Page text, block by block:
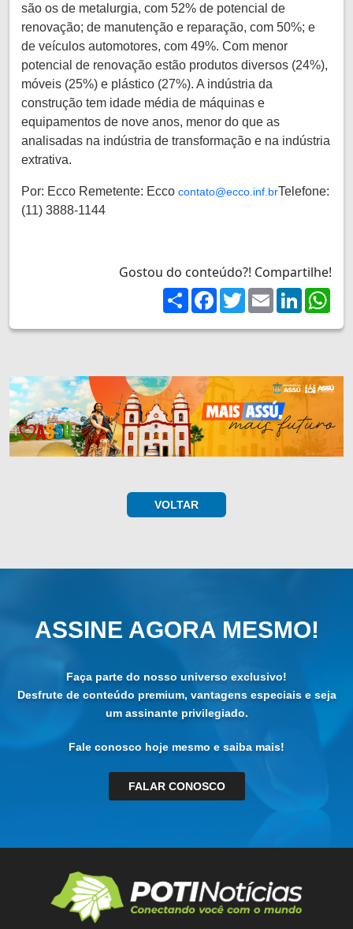
são os de metalurgia, com 52% de potencial de
renovação; de manutenção e reparação, com 50%; e
de veículos automotores, com 49%. Com menor
potencial de renovação estão produtos diversos (24%),
móveis (25%) e plástico (27%). A indústria da
construção tem idade média de máquinas e
equipamentos de nove anos, menor do que as
analisadas na indústria de transformação e na indústria
extrativa.
Por: Ecco Remetente: Ecco contato@ecco.inf.brTelefone:
(11) 3888-1144
Gostou do conteúdo?! Compartilhe!
ShareFacebook
TwitterEmailLinkedIn
VOLTAR
ASSINE AGORA MESMO!
Faça parte do nosso universo exclusivo!
Desfrute de conteúdo premium, vantagens especiais e seja
um assinante privilegiado.
Fale conosco hoje mesmo e saiba mais!
FALAR CONOSCO